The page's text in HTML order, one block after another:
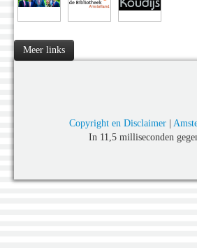
Meer links
Copyright en Disclaimer|
In 11,5 milliseconden